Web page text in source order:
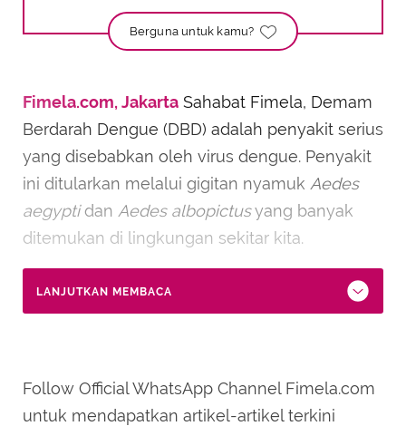
Berguna untuk kamu?
Fimela.com, Jakarta Sahabat Fimela, Demam
Berdarah Dengue (DBD) adalah penyakit serius
yang disebabkan oleh virus dengue. Penyakit
ini ditularkan melalui gigitan nyamuk Aedes
aegyptidan Aedes albopictusyang banyak
ditemukan di lingkungan sekitar kita.
LANJUTKAN MEMBACA
Follow Official WhatsApp Channel Fimela.com
untuk mendapatkan artikel-artikel terkini